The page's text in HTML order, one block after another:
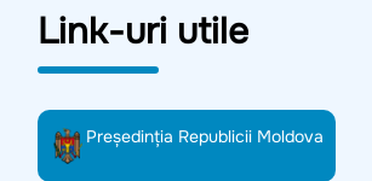
Link-uri utile
Preşedinţia Republicii Moldova